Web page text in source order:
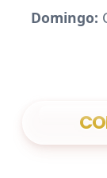
Domingo: